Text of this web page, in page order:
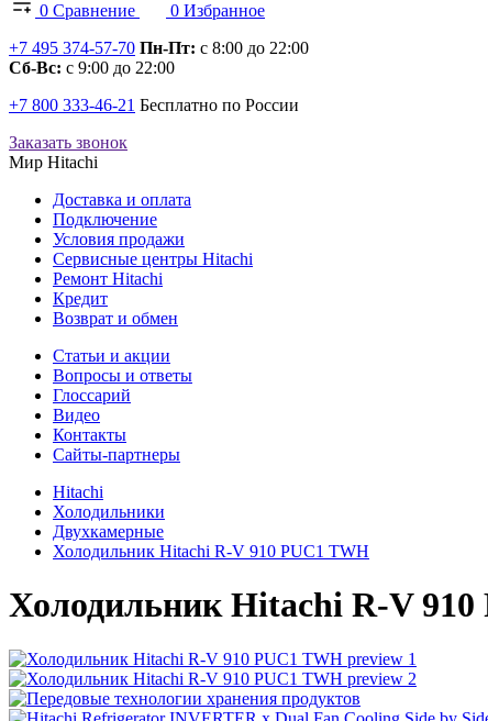
0 Сравнение 0 Избранное
+7 495 374-57-70 Пн-Пт: с 8:00 до 22:00
Сб-Вс: с 9:00 до 22:00
+7 800 333-46-21 Бесплатно по России
Заказать звонок
Мир Hitachi
Доставка и оплата
Подключение
Условия продажи
Сервисные центры Hitachi
Ремонт Hitachi
Кредит
Возврат и обмен
Cтатьи и акции
Вопросы и ответы
Глоссарий
Видео
Контакты
Сайты-партнеры
Hitachi
Холодильники
Двухкамерные
Холодильник Hitachi R-V 910 PUC1 TWH
ХолодильникHitachi R-V 910